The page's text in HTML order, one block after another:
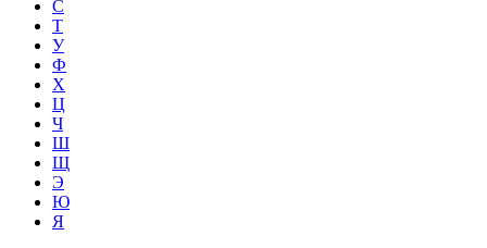
С
Т
У
Ф
Х
Ц
Ч
Ш
Щ
Э
Ю
Я